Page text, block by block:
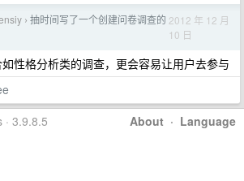
› 抽时间写了一个创建问卷调查的 2012 年 12 月
10 日
性格分析类的调查，更会容易让用户去参与
About · Language
· 3.9.8.5